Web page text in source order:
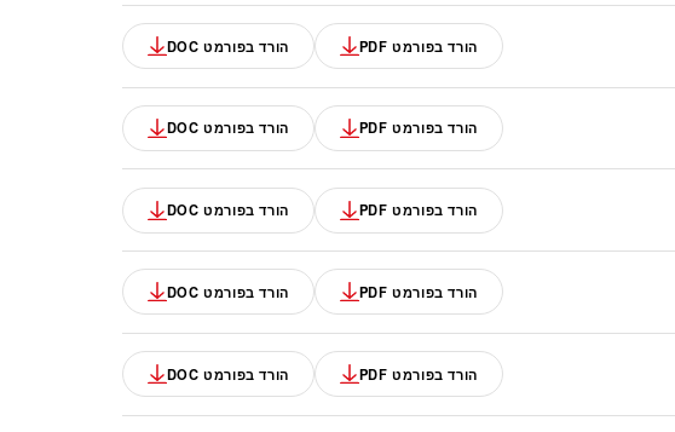
הורד בפורמט PDF הורד בפורמט DOC
הורד בפורמט PDF הורד בפורמט DOC
הורד בפורמט PDF הורד בפורמט DOC
הורד בפורמט PDF הורד בפורמט DOC
הורד בפורמט PDF הורד בפורמט DOC